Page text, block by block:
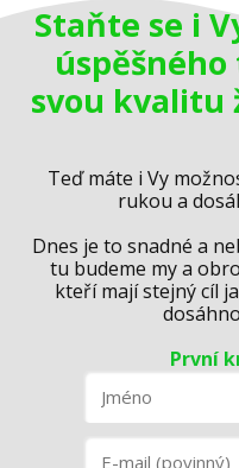
Staňte se i
svou kvalitu
Teď máte i Vy
rukou a
Dnes je to snadné a
tu budeme my a
kteří mají stejný cíl
První